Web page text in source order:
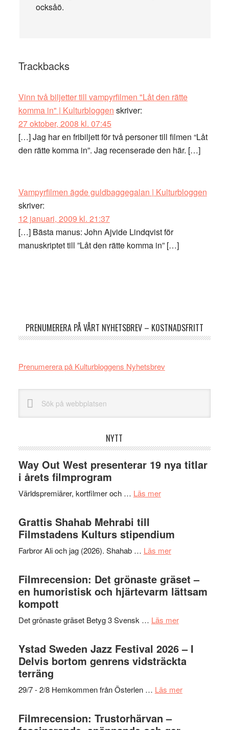
ocksåö.
Trackbacks
Vinn två biljetter till vampyrfilmen "Låt den rätte
komma in" | Kulturbloggen skriver:
27 oktober, 2008 kl. 07:45
[…] Jag har en fribiljett för två personer till filmen “Låt
den rätte komma in”. Jag recenserade den här. […]
Vampyrfilmen ägde guldbaggegalan | Kulturbloggen
skriver:
12 januari, 2009 kl. 21:37
[…] Bästa manus: John Ajvide Lindqvist för
manuskriptet till ”Låt den rätte komma in” […]
PRENUMERERA PÅ VÅRT NYHETSBREV – KOSTNADSFRITT
Prenumerera på Kulturbloggens Nyhetsbrev
webbplatsen
NYTT
Way Out West presenterar 19 nya titlar
i årets filmprogram
Världspremiärer, kortfilmer och … Läs merom
presenterar
19
titlar
i
Grattis Shahab Mehrabi till
Filmstadens Kulturs stipendium
Farbror Ali och jag (2026). Shahab … Läs merom
Shahab
Mehrabi
till
Kulturs
Filmrecension: Det grönaste gräset –
en humoristisk och hjärtevarm lättsam
kompott
Det grönaste gräset Betyg 3 Svensk … Läs merom
Det
grönaste
gräset
en
Ystad Sweden Jazz Festival 2026 – I
Delvis bortom genrens vidsträckta
terräng
29/7 - 2/8 Hemkommen från Österlen … Läs merom
Filmrecension: Trustorhärvan –